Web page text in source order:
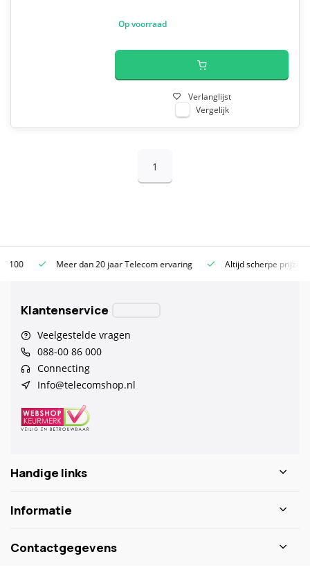
Op voorraad
Verlanglijst
Vergelijk
1
Meer dan 20 jaar Telecom ervaring Altijd scherpe prijzen
Klantenservice
Veelgestelde vragen
088-00 86 000
Connecting
Info@telecomshop.nl
Handige links
Informatie
Contactgegevens